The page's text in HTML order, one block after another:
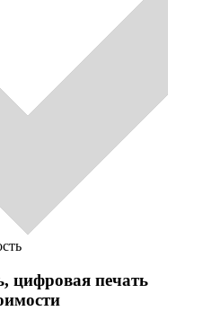
цифровая печать